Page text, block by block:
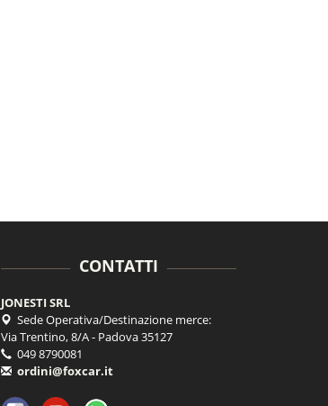
CONTATTI
JONESTI SRL
Sede Operativa/Destinazione merce:
Via Trentino, 8/A - Padova 35127
049 8790081
ordini@foxcar.it